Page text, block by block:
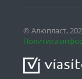
© Алюпласт,
Политика